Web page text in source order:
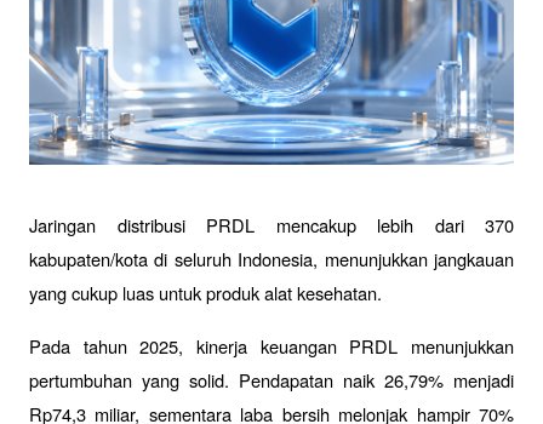
Jaringan distribusi PRDL mencakup lebih dari 370
kabupaten/kota di seluruh Indonesia, menunjukkan jangkauan
yang cukup luas untuk produk alat kesehatan.
Pada tahun 2025, kinerja keuangan PRDL menunjukkan
pertumbuhan yang solid. Pendapatan naik 26,79% menjadi
Rp74,3 miliar, sementara laba bersih melonjak hampir 70%